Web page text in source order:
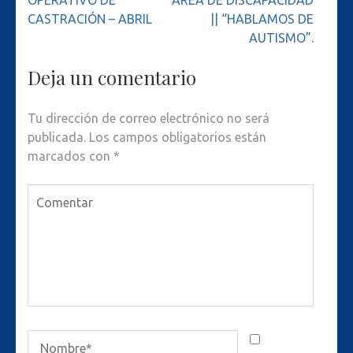
de
CASTRACIÓN – ABRIL
|| “HABLAMOS DE
AUTISMO”.
Deja un comentario
Tu dirección de correo electrónico no será
publicada. Los campos obligatorios están
marcados con *